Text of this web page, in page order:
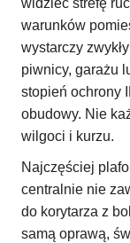
widzieć strefę
warunków
wystarczy
piwnicy, garażu
stopień ochrony
obudowy. Nie
wilgoci i kurzu.
Najczęściej
centralnie nie
do korytarza z
samą oprawą,